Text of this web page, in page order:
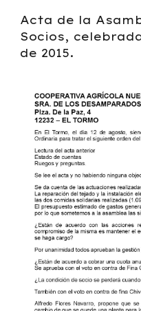
Acta de la
Socios,
de 2015.